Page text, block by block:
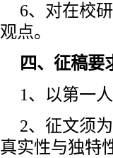
6、对在校
观点。
四、征稿要
1、以第一
2、征文须
真实性与独特